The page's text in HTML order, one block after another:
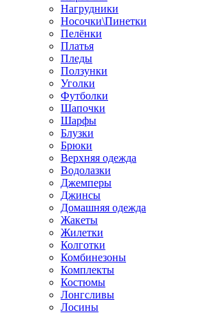
Нагрудники
Носочки\Пинетки
Пелёнки
Платья
Пледы
Ползунки
Уголки
Футболки
Шапочки
Шарфы
Блузки
Брюки
Верхняя одежда
Водолазки
Джемперы
Джинсы
Домашняя одежда
Жакеты
Жилетки
Колготки
Комбинезоны
Комплекты
Костюмы
Лонгсливы
Лосины